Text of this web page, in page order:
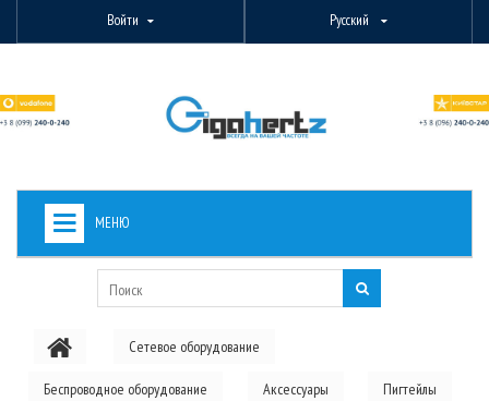
Войти Русский
МЕНЮ
PON ОБОРУДОВАНИЕ
Сетевое оборудование
Беспроводное оборудование Аксессуары Пигтейлы